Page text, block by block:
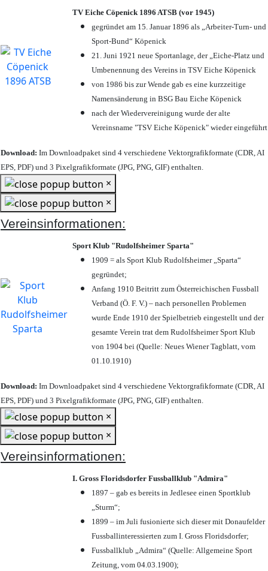
TV Eiche Cöpenick 1896 ATSB (vor 1945)
gegründet am 15. Januar 1896 als „Arbeiter-Turn- und
Sport-Bund“ Köpenick
21. Juni 1921 neue Sportanlage, der „Eiche-Platz und
Umbenennung des Vereins in TSV Eiche Köpenick
von 1986 bis zur Wende gab es eine kurzzeitige
Namensänderung in BSG Bau Eiche Köpenick
nach der Wiedervereinigung wurde der alte
Vereinsname "TSV Eiche Köpenick" wieder eingeführt
Download: Im Downloadpaket sind 4 verschiedene Vektorgrafikformate (CDR, AI
EPS, PDF) und 3 Pixelgrafikformate (JPG, PNG, GIF) enthalten.
×
×
Vereinsinformationen:
Sport Klub "Rudolfsheimer Sparta"
1909 = als Sport Klub Rudolfsheimer „Sparta“
gegründet;
Anfang 1910 Beitritt zum Österreichischen Fussball
Verband (Ö. F. V.) – nach personellen Problemen
wurde Ende 1910 der Spielbetrieb eingestellt und der
gesamte Verein trat dem Rudolfsheimer Sport Klub
von 1904 bei (Quelle: Neues Wiener Tagblatt, vom
01.10.1910)
Download: Im Downloadpaket sind 4 verschiedene Vektorgrafikformate (CDR, AI
EPS, PDF) und 3 Pixelgrafikformate (JPG, PNG, GIF) enthalten.
×
×
Vereinsinformationen:
I. Gross Floridsdorfer Fussballklub "Admira"
1897 – gab es bereits in Jedlesee einen Sportklub
„Sturm“;
1899 – im Juli fusionierte sich dieser mit Donaufelder
Fussballinteressierten zum I. Gross Floridsdorfer;
Fussballklub „Admira“ (Quelle: Allgemeine Sport
Zeitung, vom 04.03.1900);